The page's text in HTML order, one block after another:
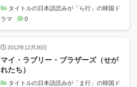
タイトルの日本語読みが「ら行」の韓国ド
ラマ
0
2012年12月26日
マイ・ラブリー・ブラザーズ（せが
れたち）
タイトルの日本語読みが「ま行」の韓国ド